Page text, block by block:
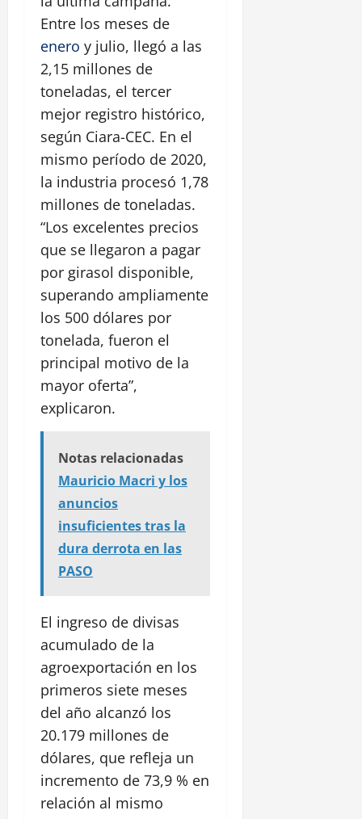
Entre los meses de
enero y julio, llegó a las
2,15 millones de
toneladas, el tercer
mejor registro histórico,
según Ciara-CEC. En el
mismo período de 2020,
la industria procesó 1,78
millones de toneladas.
“Los excelentes precios
que se llegaron a pagar
por girasol disponible,
superando ampliamente
los 500 dólares por
tonelada, fueron el
principal motivo de la
mayor oferta”,
explicaron.
Notas relacionadas
Mauricio Macri y los
anuncios
insuficientes tras la
dura derrota en las
PASO
El ingreso de divisas
acumulado de la
agroexportación en los
primeros siete meses
del año alcanzó los
20.179 millones de
dólares, que refleja un
incremento de 73,9 % en
relación al mismo